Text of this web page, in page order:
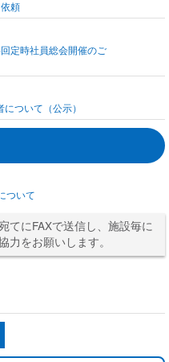
頼
定時社員総会開催のご
ついて（公示）
ついて
てにFAXで送信し、施設毎に
力をお願いします。